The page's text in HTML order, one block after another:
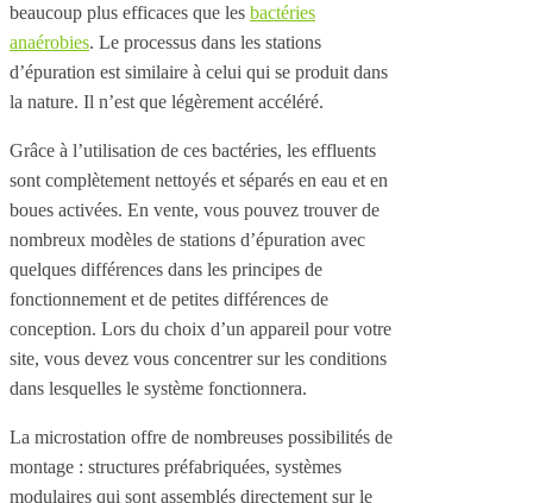
beaucoup plus efficaces que les bactéries
anaérobies. Le processus dans les stations
d’épuration est similaire à celui qui se produit dans
la nature. Il n’est que légèrement accéléré.
Grâce à l’utilisation de ces bactéries, les effluents
sont complètement nettoyés et séparés en eau et en
boues activées. En vente, vous pouvez trouver de
nombreux modèles de stations d’épuration avec
quelques différences dans les principes de
fonctionnement et de petites différences de
conception. Lors du choix d’un appareil pour votre
site, vous devez vous concentrer sur les conditions
dans lesquelles le système fonctionnera.
La microstation offre de nombreuses possibilités de
montage : structures préfabriquées, systèmes
modulaires qui sont assemblés directement sur le